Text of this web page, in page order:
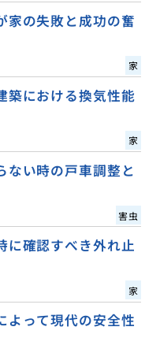
家の失敗と成功の奮
家
築における換気性能
家
ない時の戸車調整と
害虫
に確認すべき外れ止
家
よって現代の安全性